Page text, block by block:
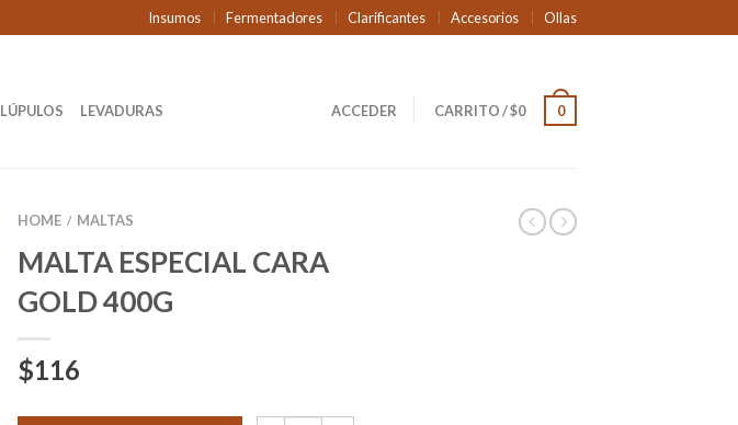
Insumos Fermentadores Clarificantes Accesorios Ollas
LÚPULOS LEVADURAS ACCEDER CARRITO/$0 0
HOME / MALTAS
MALTA ESPECIAL CARA
GOLD 400G
$116